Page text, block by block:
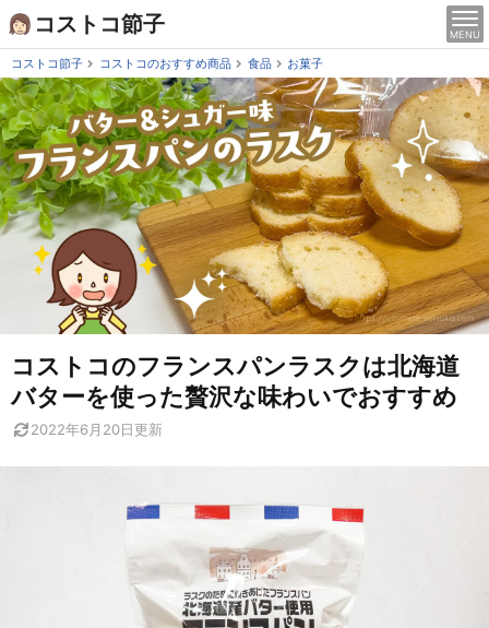
Skip
to
content
コストコ節子 MENU
コストコ節子 コストコのおすすめ商品 食品 お菓子
コストコのフランスパンラスクは北海道
バターを使った贅沢な味わいでおすすめ
2022年6月20日更新